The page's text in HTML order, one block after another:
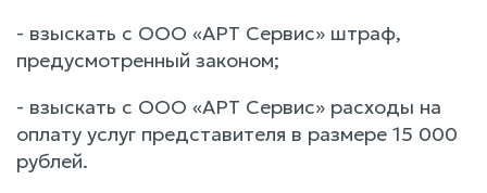
- взыскать с ООО «АРТ Сервис» штраф,
предусмотренный законом;
- взыскать с ООО «АРТ Сервис» расходы на
оплату услуг представителя в размере 15 000
рублей.